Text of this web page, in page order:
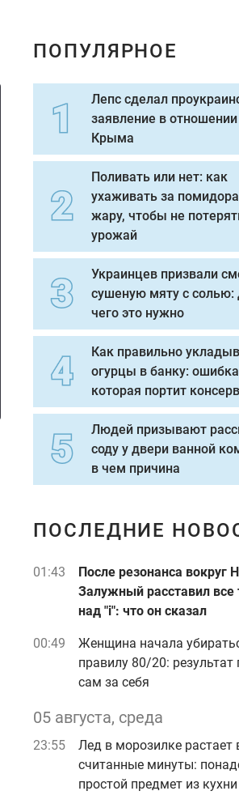
ПОПУЛЯРНОЕ
Лепс сделал
заявление в отношении
Крыма
Поливать или нет: как
ухаживать за
жару, чтобы не
урожай
Украинцев призвали
сушеную мяту с солью:
чего это нужно
Как правильно
огурцы в банку:
которая портит
Людей призывают
соду у двери ванной
в чем причина
ПОСЛЕДНИЕ
01:43
После резонанса вокруг
Залужный расставил все
над "i": что он сказал
00:49
Женщина начала
правилу 80/20: результат
сам за себя
05 августа, среда
23:55
Лед в морозилке растает
считанные минуты:
простой предмет из кухни